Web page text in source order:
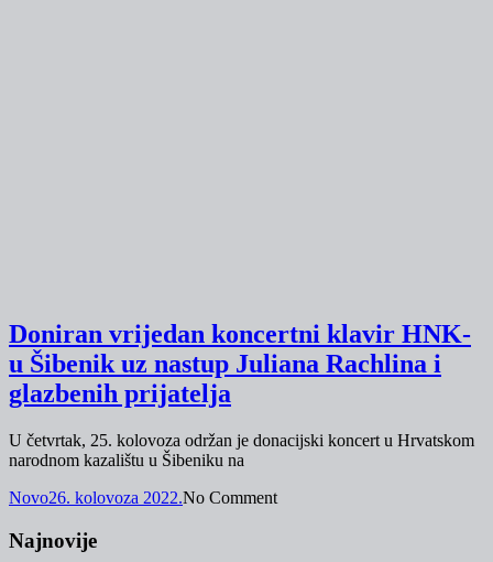
Doniran vrijedan koncertni klavir HNK-
u Šibenik uz nastup Juliana Rachlina i
glazbenih prijatelja
U četvrtak, 25. kolovoza održan je donacijski koncert u Hrvatskom
narodnom kazalištu u Šibeniku na
Novo26. kolovoza 2022.No Comment
Najnovije